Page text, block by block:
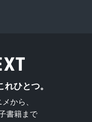
ひとつ。
から、
書籍まで